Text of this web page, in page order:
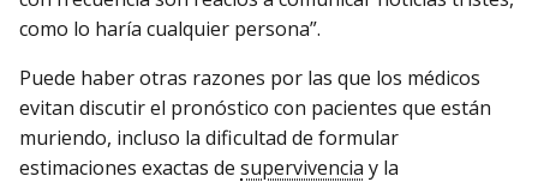
como lo haría cualquier persona”.
Puede haber otras razones por las que los médicos
evitan discutir el pronóstico con pacientes que están
muriendo, incluso la dificultad de formular
estimaciones exactas de supervivencia y la